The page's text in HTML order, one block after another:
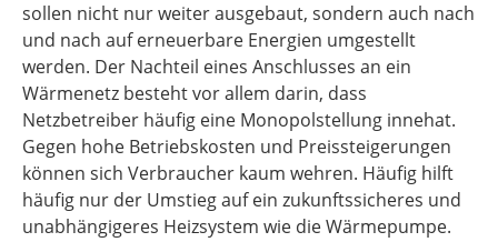
sollen nicht nur weiter ausgebaut, sondern auch nach
und nach auf erneuerbare Energien umgestellt
werden. Der Nachteil eines Anschlusses an ein
Wärmenetz besteht vor allem darin, dass
Netzbetreiber häufig eine Monopolstellung innehat.
Gegen hohe Betriebskosten und Preissteigerungen
können sich Verbraucher kaum wehren. Häufig hilft
häufig nur der Umstieg auf ein zukunftssicheres und
unabhängigeres Heizsystem wie die Wärmepumpe.